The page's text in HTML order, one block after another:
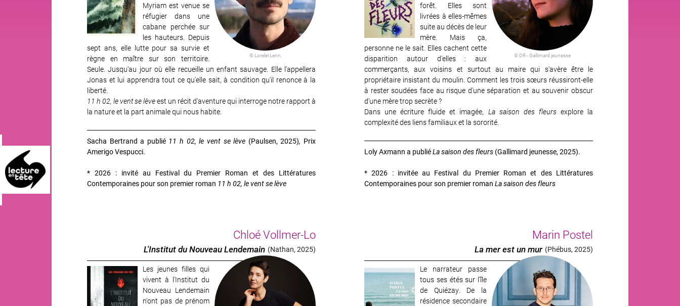
© DR - Gallimard jeunesse
forêt. Elles sont
livrées à elles-mêmes
suite au décès de leur
mère. Mais ça,
personne ne le sait. Elles cachent cette
disparition autour d'elles : aux
commerçants, aux voisins et surtout au maire qui s'avère être le
propriétaire insistant du moulin. Comment les trois sœurs réussiront-elle
à rester soudées face au risque d'une séparation et au souvenir obscur
d'une mère trop secrète ?
Dans une écriture fluide et imagée, La saison des fleursexplore la
complexité des liens familiaux et la sororité.
Loly Axmann a publiéLa saison des fleurs (Gallimard jeunesse, 2025).
* 2026 : invitée au Festival du Premier Roman et des Littératures
Contemporaines pour son premier roman La saison des fleurs
© Lorelei Lenn
Myriam est venue se
réfugier dans une
cabane perchée sur
les hauteurs. Depuis
sept ans, elle lutte pour sa survie et
règne en maître sur son territoire.
Seule. Jusqu'au jour où elle recueille un enfant sauvage. Elle l'appellera
Jonas et lui apprendra tout ce qu'elle sait, à condition qu'il renonce à la
liberté.
11 h 02, le vent se lèveest un récit d'aventure qui interroge notre rapport à
la nature et la part animale qui nous habite.
Sacha Bertrand a publié 11 h 02, le vent se lève (Paulsen, 2025), Prix
Amerigo Vespucci.
* 2026 : invité au Festival du Premier Roman et des Littératures
Contemporaines pour son premier roman 11 h 02, le vent se lève
Marin Postel
(Phébus, 2025)
La mer est un mur
Image
Le narrateur passe
tous ses étés sur l'île
de Quiézay. De la
résidence secondaire
Chloé Vollmer-Lo
(Nathan, 2025)
L'Institut du Nouveau Lendemain
Image
Les jeunes filles qui
vivent à l'Institut du
Nouveau Lendemain
n'ont pas de prénom